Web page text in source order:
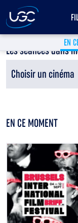
Les séances dans
Choisir un cinéma
EN
EN CE MOMENT